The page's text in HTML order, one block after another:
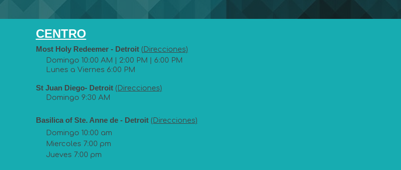
CENTRO
Most Holy Redeemer - Detroit (Direcciones)
Domingo 10:00 AM | 2:00 PM | 6:00 PM
Lunes a Viernes 6:00 PM
St Juan Diego- Detroit (Direcciones)
Domingo 9:30 AM
Basilica of Ste. Anne de - Detroit (Direcciones)
Domingo 10:00 am
Miercoles 7:00 pm
Jueves 7:00 pm